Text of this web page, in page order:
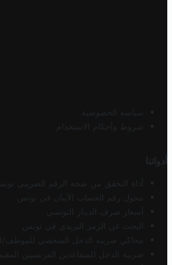
سياسة الخصوصية
شروط وأحكام الاستخدام
أدواتنا
أداة التحقق من صحة الرقم الضريبي تونس
محول رقم الحساب الآيبان في تونس
أسعار صرف الدينار التونسي
البحث عن الرمز البريدي في تونس
محاكي ضريبة الدخل الشخصي للموظف/
ضريبة الدخل للمتقاعدين الفرنسيين